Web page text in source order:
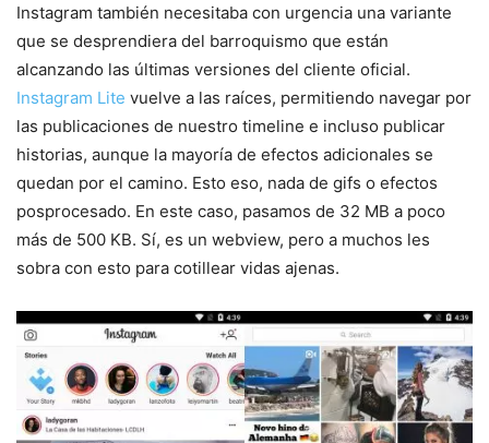
Instagram también necesitaba con urgencia una variante
que se desprendiera del barroquismo que están
alcanzando las últimas versiones del cliente oficial.
Instagram Lite vuelve a las raíces, permitiendo navegar por
las publicaciones de nuestro timeline e incluso publicar
historias, aunque la mayoría de efectos adicionales se
quedan por el camino. Esto eso, nada de gifs o efectos
posprocesado. En este caso, pasamos de 32 MB a poco
más de 500 KB. Sí, es un webview, pero a muchos les
sobra con esto para cotillear vidas ajenas.